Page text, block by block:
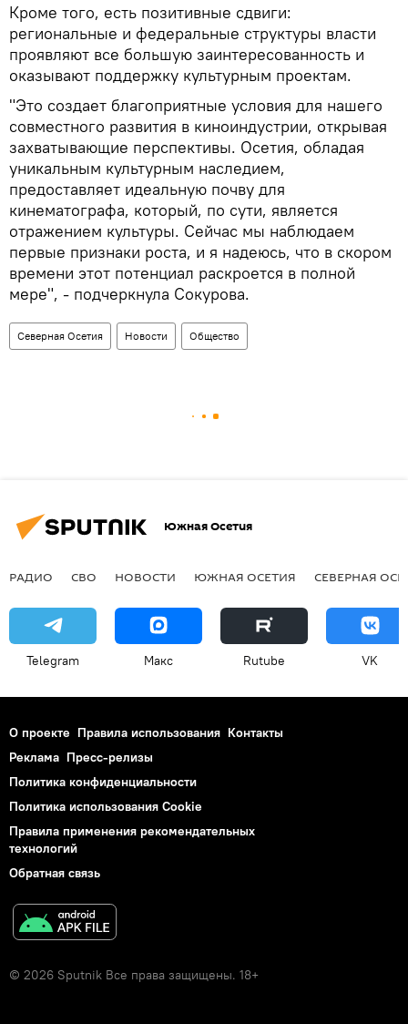
Кроме того, есть позитивные сдвиги:
региональные и федеральные структуры власти
проявляют все большую заинтересованность и
оказывают поддержку культурным проектам.
"Это создает благоприятные условия для нашего
совместного развития в киноиндустрии, открывая
захватывающие перспективы. Осетия, обладая
уникальным культурным наследием,
предоставляет идеальную почву для
кинематографа, который, по сути, является
отражением культуры. Сейчас мы наблюдаем
первые признаки роста, и я надеюсь, что в скором
времени этот потенциал раскроется в полной
мере", - подчеркнула Сокурова.
Северная Осетия Новости Общество
Южная Осетия
РАДИО СВО НОВОСТИ ЮЖНАЯ ОСЕТИЯ СЕВЕРНАЯ
Telegram Макс Rutube VK
О проекте Правила использования Контакты
Реклама Пресс-релизы
Политика конфиденциальности
Политика использования Cookie
Правила применения рекомендательных
технологий
Обратная связь
© 2026 Sputnik Все права защищены. 18+